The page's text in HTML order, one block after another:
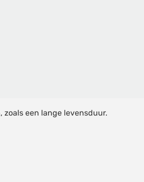
een lange levensduur.